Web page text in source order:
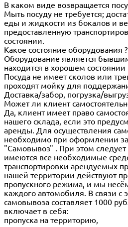
В каком виде возвращается
Мыть посуду не требуется;
еды и жидкости из бокалов и
предоставленную
состоянии.
Какое состояние оборудования ?
Оборудование является
находится в хорошем
Посуда не имеет сколов или
проходят мойку для
Доставка/забор, погрузка/
Может ли клиент
Да, клиент имеет право
нашего склада, если это
аренды. Для осуществления
необходимо при оформлении
"Самовывоз" . При этом следует
имеются все необходимые
транспортировки арендуемых
нашей территории действуют
пропускного режима, и мы
каждого автомобиля. В связи с
самовывоза составляет 1000
включает в себя:
пропуска на территорию,